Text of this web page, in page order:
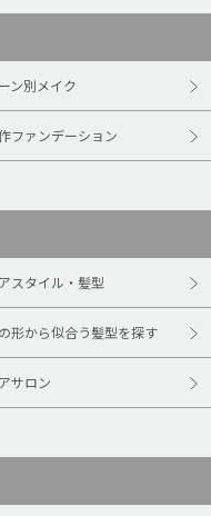
ン別メイク
ファンデーション
スタイル・髪型
形から似合う髪型を探す
サロン